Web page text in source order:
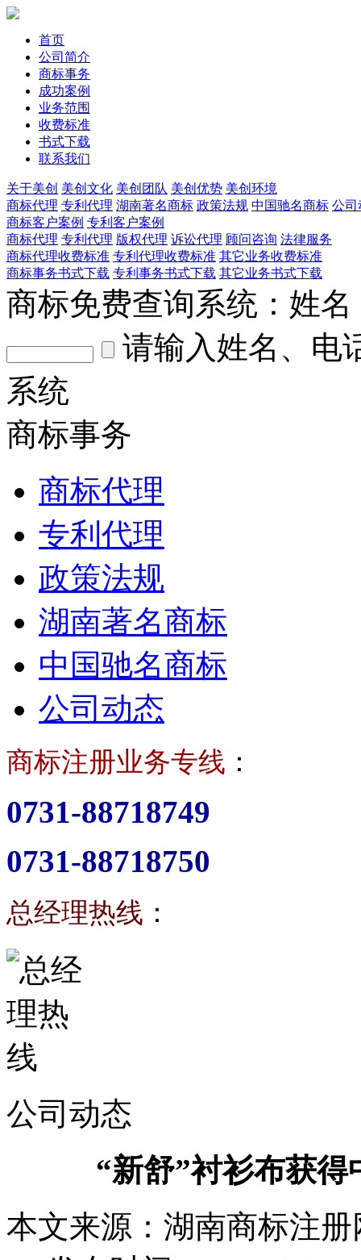
首页
公司简介
商标事务
成功案例
业务范围
收费标准
书式下载
联系我们
关于美创 美创文化 美创团队 美创优势 美创环境
商标代理 专利代理 湖南著名商标 政策法规 中国驰名商标 公司
商标客户案例 专利客户案例
商标代理 专利代理 版权代理 诉讼代理 顾问咨询 法律服务
商标代理收费标准 专利代理收费标准 其它业务收费标准
商标事务书式下载 专利事务书式下载 其它业务书式下载
商标免费查询系统： 姓名
请输入姓名、电
系统
商标事务
商标代理
专利代理
政策法规
湖南著名商标
中国驰名商标
公司动态
商标注册业务专线 ：
0731-88718749
0731-88718750
总经理热线 ：
公司动态
“新舒”衬衫布获
本文来源：湖南商标注